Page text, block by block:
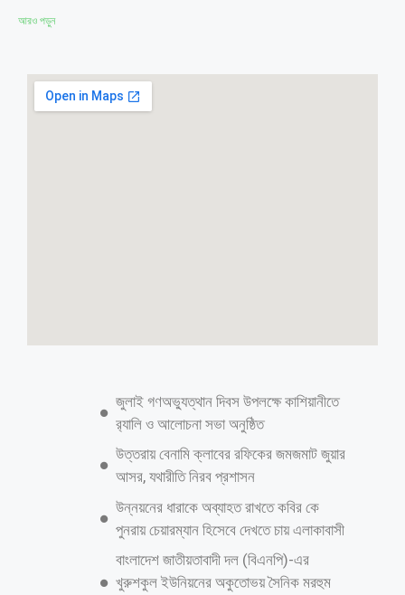
আরও পড়ুন
জুলাই গণঅভ্যুত্থান দিবস উপলক্ষে কাশিয়ানীতে
র‍্যালি ও আলোচনা সভা অনুষ্ঠিত
উত্তরায় বেনামি ক্লাবের রফিকের জমজমাট জুয়ার
আসর, যথারীতি নিরব প্রশাসন
উন্নয়নের ধারাকে অব্যাহত রাখতে কবির কে
পুনরায় চেয়ারম্যান হিসেবে দেখতে চায় এলাকাবাসী
বাংলাদেশ জাতীয়তাবাদী দল (বিএনপি)-এর
খুরুশকুল ইউনিয়নের অকুতোভয় সৈনিক মরহুম